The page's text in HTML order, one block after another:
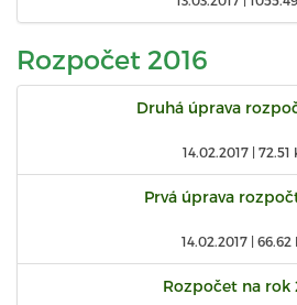
Rozpočet 2016
Druhá úprava
14.02.2017 | 72.51
Prvá úprava
14.02.2017 | 66.62
Rozpočet na rok